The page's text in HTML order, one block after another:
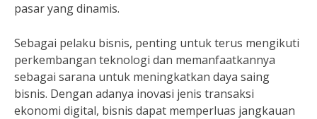
pasar yang dinamis.
Sebagai pelaku bisnis, penting untuk terus mengikuti
perkembangan teknologi dan memanfaatkannya
sebagai sarana untuk meningkatkan daya saing
bisnis. Dengan adanya inovasi jenis transaksi
ekonomi digital, bisnis dapat memperluas jangkauan